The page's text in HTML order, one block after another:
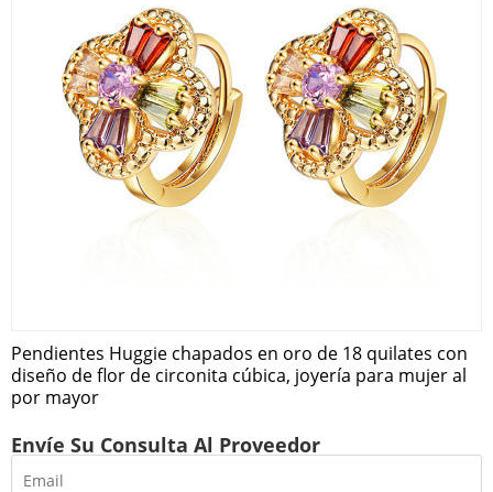
Pendientes Huggie chapados en oro de 18 quilates con
diseño de flor de circonita cúbica, joyería para mujer al
por mayor
Envíe Su Consulta Al Proveedor